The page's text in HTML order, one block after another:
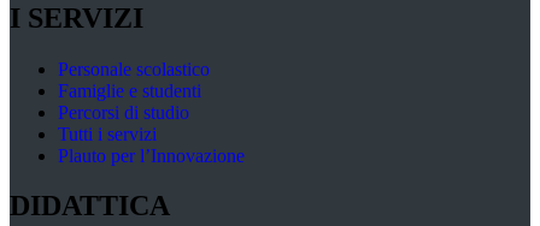
I SERVIZI
Personale scolastico
Famiglie e studenti
Percorsi di studio
Tutti i servizi
Plauto per l’Innovazione
DIDATTICA